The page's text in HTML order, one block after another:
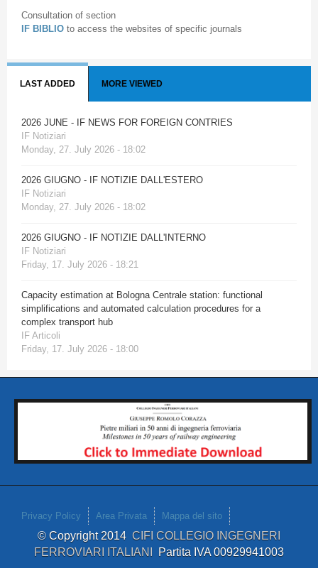
Consultation of section
IF BIBLIO to access the websites of specific journals
LAST ADDED MORE VIEWED
2026 JUNE - IF NEWS FOR FOREIGN CONTRIES
IF Notiziari
Monday, 27. July 2026 - 18:02
2026 GIUGNO - IF NOTIZIE DALL'ESTERO
IF Notiziari
Monday, 27. July 2026 - 18:02
2026 GIUGNO - IF NOTIZIE DALL'INTERNO
IF Notiziari
Friday, 17. July 2026 - 18:21
Capacity estimation at Bologna Centrale station: functional
simplifications and automated calculation procedures for a
complex transport hub
IF Articoli
Friday, 17. July 2026 - 18:00
Privacy Policy Area Privata Mappa del sito
© Copyright 2014 CIFI COLLEGIO INGEGNERI
FERROVIARI ITALIANI Partita IVA 00929941003